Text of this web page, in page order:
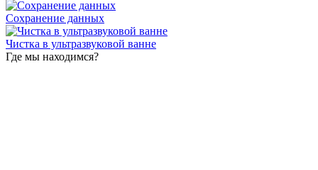
Сохранение данных
Чистка в ультразвуковой ванне
Где мы находимся?